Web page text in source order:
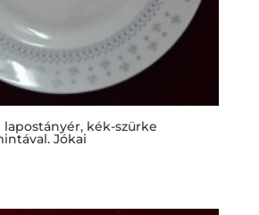
kék-szürke
Jókai